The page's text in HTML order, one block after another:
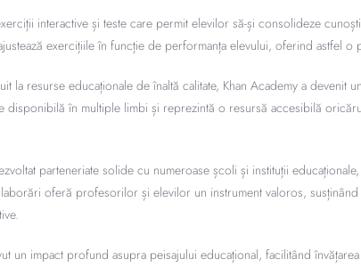
interactive și teste care permit elevilor să-și consolideze
exercițiile în funcție de performanța elevului, oferind astfel o
la resurse educaționale de înaltă calitate, Khan Academy a devenit
disponibilă în multiple limbi și reprezintă o resursă accesibilă
parteneriate solide cu numeroase școli și instituții
oferă profesorilor și elevilor un instrument valoros,
un impact profund asupra peisajului educațional, facilitând